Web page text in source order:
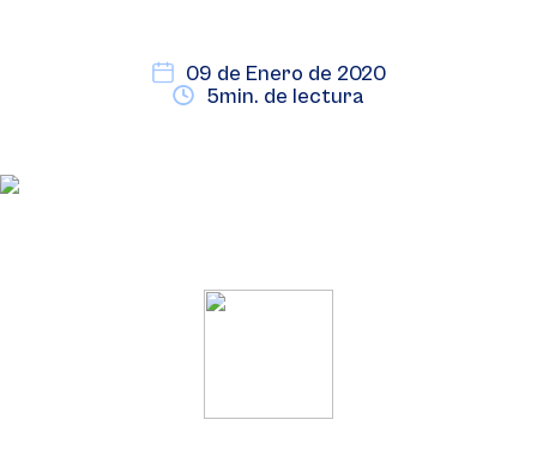
09 de Enero de 2020
5min. de lectura